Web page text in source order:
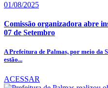
01/08/2025
Comissão organizadora abre
07 de Setembro
A Prefeitura de Palmas, por meio da
estão...
ACESSAR